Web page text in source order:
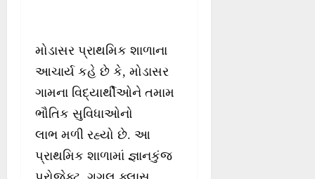
મોડાસર પ્રાથમિક શાળાના
આચાર્ય કહે છે કે, મોડાસર
ગામના વિદ્યાર્થીઓને તમામ
ભૌતિક સુવિધાઓનો
લાભ મળી રહ્યો છે. આ
પ્રાથમિક શાળામાં જ્ઞાનકુંજ